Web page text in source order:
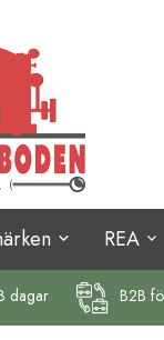
REA
dagar B2B